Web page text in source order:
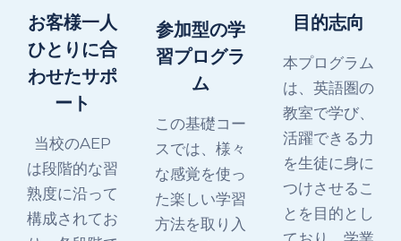
お客様一人
ひとりに合
わせたサポ
ート
当校のAEP
は段階的な習
熟度に沿って
構成されてお
参加型の学
習プログラ
ム
この基礎コー
スでは、様々
な感覚を使っ
た楽しい学習
方法を取り入
目的志向
本プログラム
は、英語圏の
教室で学び、
活躍できる力
を生徒に身に
つけさせるこ
とを目的とし